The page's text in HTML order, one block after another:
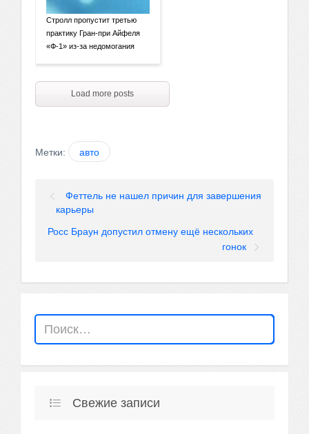
Стролл пропустит третью
практику Гран-при Айфеля
«Ф-1» из-за недомогания
Load more posts
Метки: авто
Феттель не нашел причин для завершения
карьеры
Росс Браун допустил отмену ещё нескольких
гонок
Свежие записи